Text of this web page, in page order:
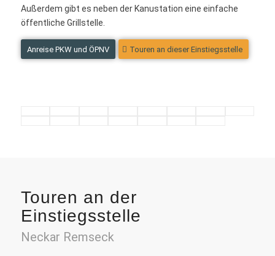
Außerdem gibt es neben der Kanustation eine einfache
öffentliche Grillstelle.
Anreise PKW und ÖPNV Touren an dieser Einstiegsstelle
Touren an der
Einstiegsstelle
Neckar Remseck